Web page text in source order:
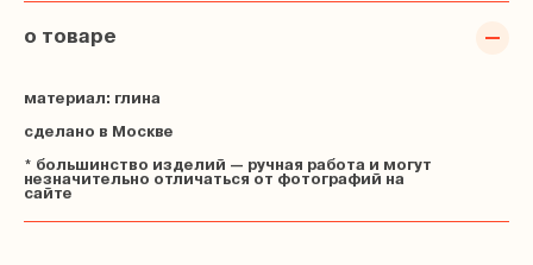
о товаре
материал: глина
сделано в Москве
* большинство изделий — ручная работа и могут
незначительно отличаться от фотографий на
сайте